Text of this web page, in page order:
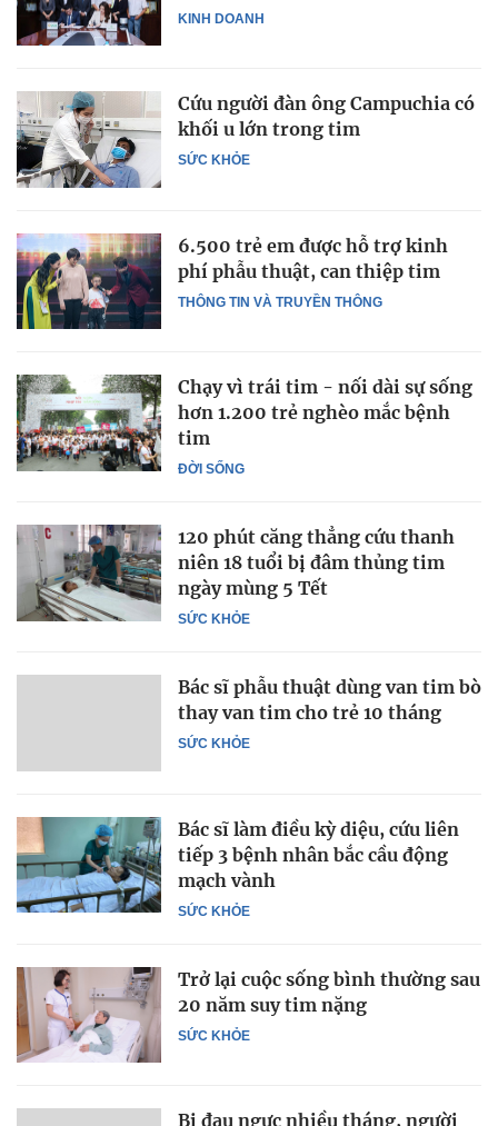
KINH DOANH
SỨC KHỎE
Cứu người đàn ông Campuchia có
khối u lớn trong tim
THÔNG TIN VÀ TRUYỀN THÔNG
6.500 trẻ em được hỗ trợ kinh
phí phẫu thuật, can thiệp tim
ĐỜI SỐNG
Chạy vì trái tim - nối dài sự sống
hơn 1.200 trẻ nghèo mắc bệnh
tim
SỨC KHỎE
120 phút căng thẳng cứu thanh
niên 18 tuổi bị đâm thủng tim
ngày mùng 5 Tết
SỨC KHỎE
Bác sĩ phẫu thuật dùng van tim bò
thay van tim cho trẻ 10 tháng
SỨC KHỎE
Bác sĩ làm điều kỳ diệu, cứu liên
tiếp 3 bệnh nhân bắc cầu động
mạch vành
SỨC KHỎE
Trở lại cuộc sống bình thường sau
20 năm suy tim nặng
Bị đau ngực nhiều tháng, người